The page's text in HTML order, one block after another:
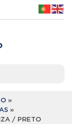
»
»
/ PRETO